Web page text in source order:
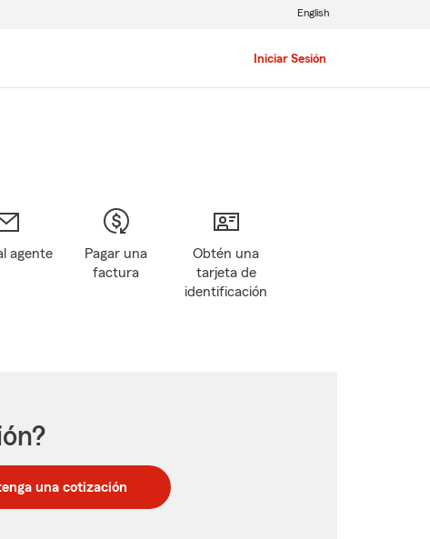
Iniciar Sesión
English
agente
Pagar una
factura
Obtén una
tarjeta de
identificación
una cotización